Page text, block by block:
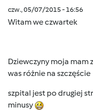
czw., 05/07/2015 - 16:56
Witam we czwartek
Dziewczyny moja mam
was różnie na szczęście
szpital jest po drugiej
minusy